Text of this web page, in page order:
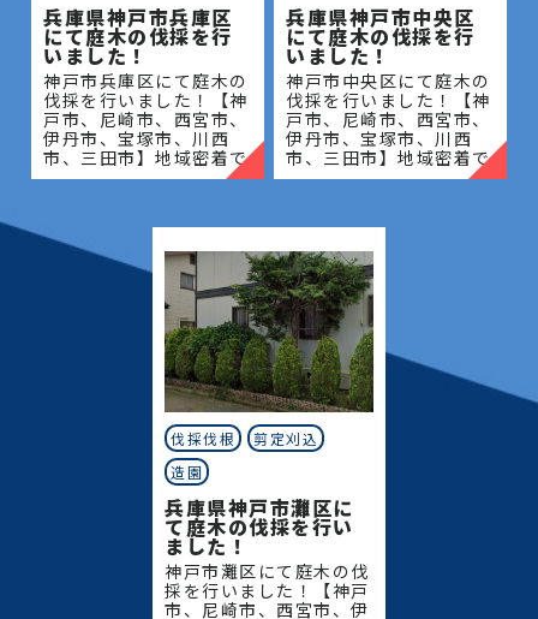
兵庫県神戸市兵庫区
にて庭木の伐採を行
いました！
神戸市兵庫区にて庭木の
伐採を行いました！【神
戸市、尼崎市、西宮市、
伊丹市、宝塚市、川西
市、三田市】地域密着で
伐採・抜根・剪定・草刈
当社にご相談ください！
当社
兵庫県神戸市中央区
にて庭木の伐採を行
いました！
神戸市中央区にて庭木の
伐採を行いました！【神
戸市、尼崎市、西宮市、
伊丹市、宝塚市、川西
市、三田市】地域密着で
伐採・抜根・剪定・草刈
当社にご相談ください！
当社
伐採伐根
剪定刈込
造園
兵庫県神戸市灘区に
て庭木の伐採を行い
ました！
神戸市灘区にて庭木の伐
採を行いました！【神戸
市、尼崎市、西宮市、伊